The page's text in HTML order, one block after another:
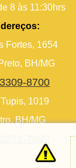
8 às 11:30hrs
Fortes, 1654
BH/MG
8700
1019
BH/MG